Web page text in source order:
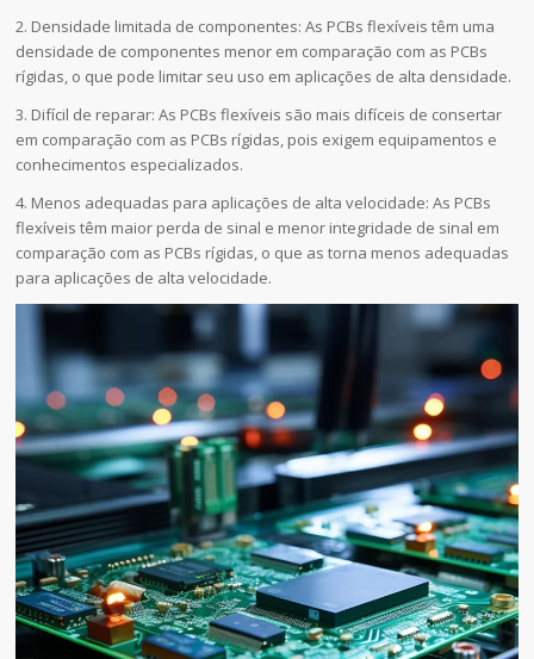
2. Densidade limitada de componentes: As PCBs flexíveis têm uma
densidade de componentes menor em comparação com as PCBs
rígidas, o que pode limitar seu uso em aplicações de alta densidade.
3. Difícil de reparar: As PCBs flexíveis são mais difíceis de consertar
em comparação com as PCBs rígidas, pois exigem equipamentos e
conhecimentos especializados.
4. Menos adequadas para aplicações de alta velocidade: As PCBs
flexíveis têm maior perda de sinal e menor integridade de sinal em
comparação com as PCBs rígidas, o que as torna menos adequadas
para aplicações de alta velocidade.